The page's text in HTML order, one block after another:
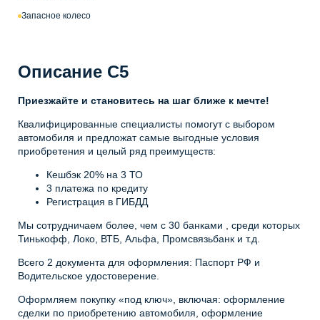
Запасное колесо
Описание C5
Приезжайте и становитесь на шаг ближе к мечте!
Квалифицированные специалисты помогут с выбором
автомобиля и предложат самые выгодные условия
приобретения и целый ряд преимуществ:
Кешбэк 20% на 3 ТО
3 платежа по кредиту
Регистрация в ГИБДД
Мы сотрудничаем более, чем с 30 банками , среди которых
Тинькофф, Локо, ВТБ, Альфа, Промсвязьбанк и т.д.
Всего 2 документа для оформления: Паспорт РФ и
Водительское удостоверение.
Оформляем покупку «под ключ», включая: оформление
сделки по приобретению автомобиля, оформление